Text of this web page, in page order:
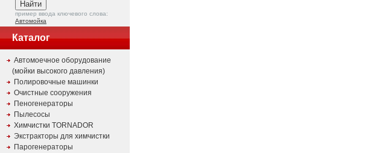
пример ввода ключевого слова:
Автомойка
Каталог
Автомоечное оборудование
(мойки высокого давления)
Полировочные машинки
Очистные сооружения
Пеногенераторы
Пылесосы
Химчистки TORNADOR
Экстракторы для химчистки
Парогенераторы